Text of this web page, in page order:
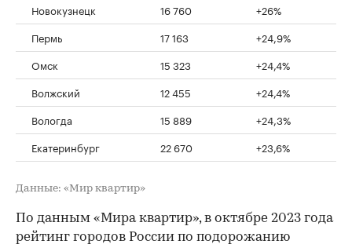
Новокузнецк
16 760
+26%
Пермь
17 163
+24,9%
Омск
15 323
+24,4%
Волжский
12 455
+24,4%
Вологда
15 889
+24,3%
Екатеринбург
22 670 +23,6%
Данные: «Мир квартир»
По данным «Мира квартир», в октябре 2023 года
рейтинг городов России по подорожанию